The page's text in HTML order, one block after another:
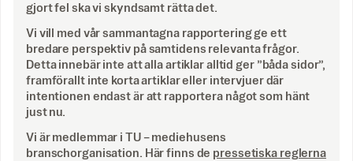
gjort fel ska vi skyndsamt rätta det.
Vi vill med vår sammantagna rapportering ge ett
bredare perspektiv på samtidens relevanta frågor.
Detta innebär inte att alla artiklar alltid ger ”båda sidor”,
framförallt inte korta artiklar eller intervjuer där
intentionen endast är att rapportera något som hänt
just nu.
Vi är medlemmar i TU – mediehusens
branschorganisation. Här finns de pressetiska reglerna